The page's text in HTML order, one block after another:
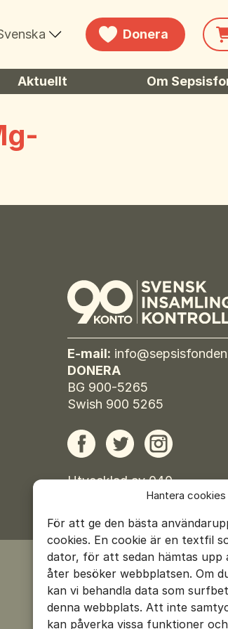
Hantera
För att ge den bästa
cookies. En cookie är en textfil
dator, för att sedan hämtas upp
åter besöker webbplatsen. Om
kan vi behandla data som
denna webbplats. Att inte
kan påverka vissa funktioner
Suomi
Dansk
Donera
Aktuellt Om
Vid begravning
Testamente
Beställ material
E-mail:
DONERA
BG 900-5265
Swish 900 5265
FacebookTwitterInstagram
Utvecklad av 040
Cookie inställningar